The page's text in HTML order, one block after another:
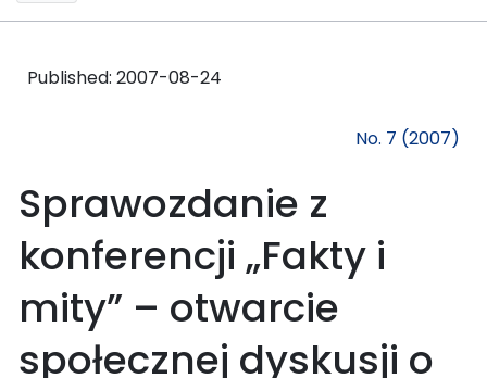
Published: 2007-08-24
No. 7 (2007)
Sprawozdanie z
konferencji „Fakty i
mity” – otwarcie
społecznej dyskusji o